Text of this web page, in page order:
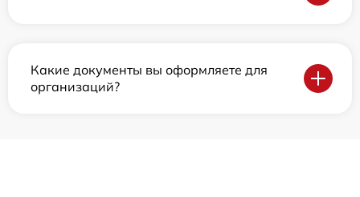
Какие документы вы оформляете для
организаций?